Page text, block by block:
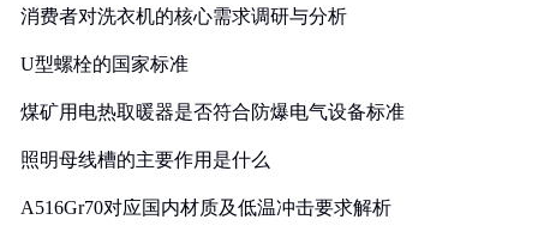
消费者对洗衣机的核心需求调研与分析
U型螺栓的国家标准
煤矿用电热取暖器是否符合防爆电气设备标准
照明母线槽的主要作用是什么
A516Gr70对应国内材质及低温冲击要求解析